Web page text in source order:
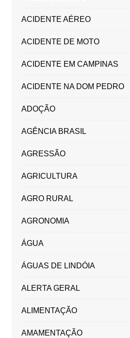
ACIDENTE AÉREO
ACIDENTE DE MOTO
ACIDENTE EM CAMPINAS
ACIDENTE NA DOM PEDRO
ADOÇÃO
AGÊNCIA BRASIL
AGRESSÃO
AGRICULTURA
AGRO RURAL
AGRONOMIA
ÁGUA
ÁGUAS DE LINDÓIA
ALERTA GERAL
ALIMENTAÇÃO
AMAMENTAÇÃO